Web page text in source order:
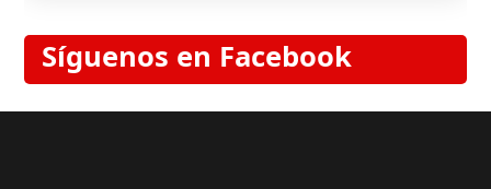
Síguenos en Facebook